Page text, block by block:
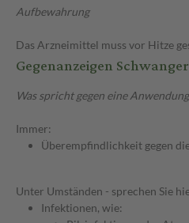
Aufbewahrung
Das Arzneimittel muss vor Hitze
Gegenanzeigen
Was spricht gegen eine
Immer:
Überempfindlichkeit gegen
Unter Umständen - sprechen Sie
Infektionen, wie: